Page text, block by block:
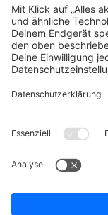
Jobs
Store
Shopware 6
Splendid (German)
Shopware 6 -